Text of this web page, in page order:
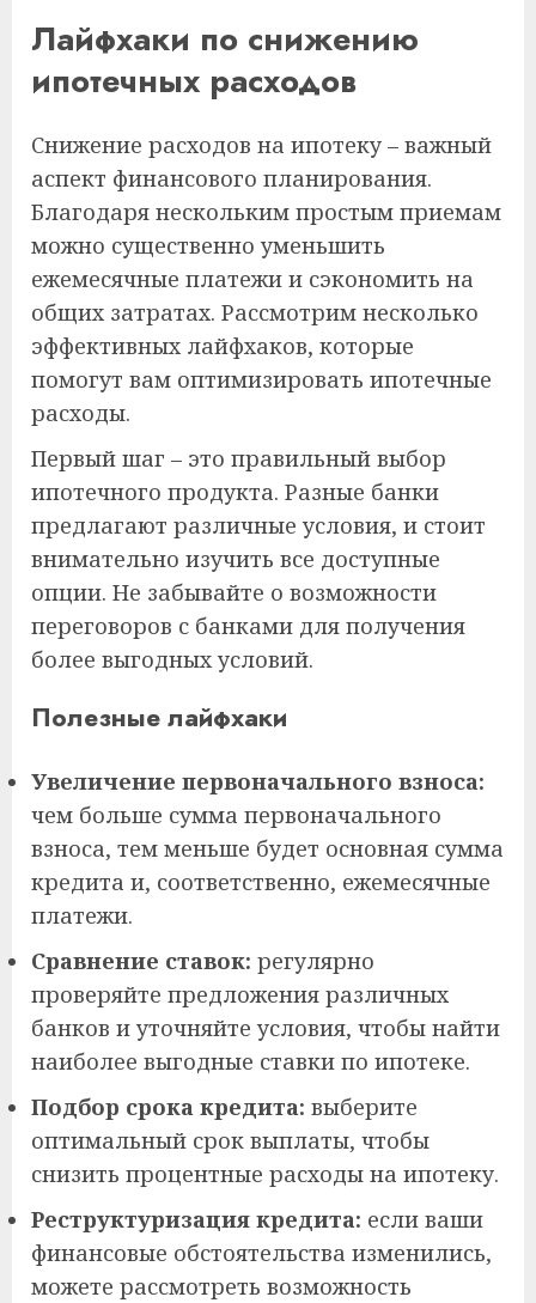
Лайфхаки по снижению
ипотечных расходов
Снижение расходов на ипотеку – важный
аспект финансового планирования.
Благодаря нескольким простым приемам
можно существенно уменьшить
ежемесячные платежи и сэкономить на
общих затратах. Рассмотрим несколько
эффективных лайфхаков, которые
помогут вам оптимизировать ипотечные
расходы.
Первый шаг – это правильный выбор
ипотечного продукта. Разные банки
предлагают различные условия, и стоит
внимательно изучить все доступные
опции. Не забывайте о возможности
переговоров с банками для получения
более выгодных условий.
Полезные лайфхаки
Увеличение первоначального взноса:
чем больше сумма первоначального
взноса, тем меньше будет основная сумма
кредита и, соответственно, ежемесячные
платежи.
Сравнение ставок: регулярно
проверяйте предложения различных
банков и уточняйте условия, чтобы найти
наиболее выгодные ставки по ипотеке.
Подбор срока кредита: выберите
оптимальный срок выплаты, чтобы
снизить процентные расходы на ипотеку.
Реструктуризация кредита: если ваши
финансовые обстоятельства изменились,
можете рассмотреть возможность